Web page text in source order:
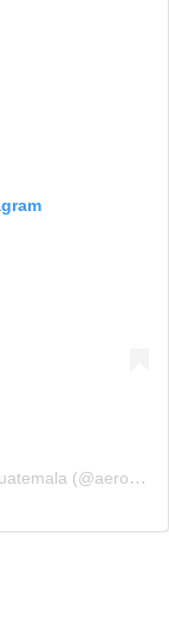
Una publicación compartida por AeroMetro Guatemala (@aerometrogt)